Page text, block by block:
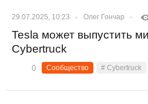
29.07.2025, 10:23 Олег Гончар
Tesla может выпустить
Cybertruck
0 Сообщество # Cybertruck